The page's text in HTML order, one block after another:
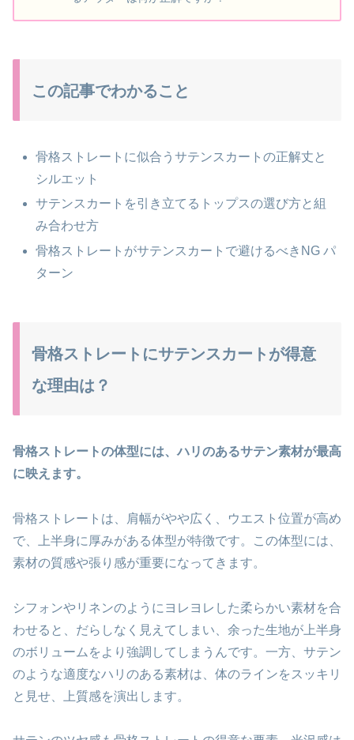
この記事でわかること
骨格ストレートに似合うサテンスカートの正解丈と
シルエット
サテンスカートを引き立てるトップスの選び方と組
み合わせ方
骨格ストレートがサテンスカートで避けるべきNG パ
ターン
骨格ストレートにサテンスカートが得意
な理由は？
骨格ストレートの体型には、ハリのあるサテン素材が最高
に映えます。
骨格ストレートは、肩幅がやや広く、ウエスト位置が高め
で、上半身に厚みがある体型が特徴です。この体型には、
素材の質感や張り感が重要になってきます。
シフォンやリネンのようにヨレヨレした柔らかい素材を合
わせると、だらしなく見えてしまい、余った生地が上半身
のボリュームをより強調してしまうんです。一方、サテン
のような適度なハリのある素材は、体のラインをスッキリ
と見せ、上質感を演出します。